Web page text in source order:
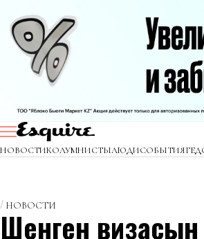
НОВОСТИКОЛУМНИСТЫЛЮДИСОБЫТИЯ
НОВОСТИ
Шенген визасын